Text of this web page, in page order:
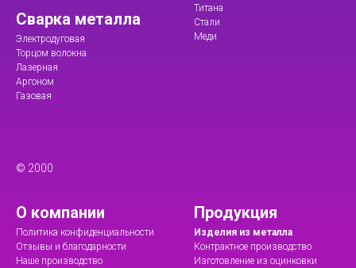
Сварка металла
Электродуговая
Торцом волокна
Лазерная
Аргоном
Газовая
© 2000
Титана
Стали
Меди
О компании
Политика конфиденциальности
Отзывы и благодарности
Наше производство
Продукция
Изделия из металла
Контрактное производство
Изготовление из оцинковки